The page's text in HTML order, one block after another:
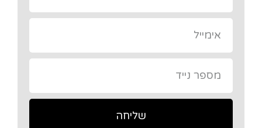
שליחה